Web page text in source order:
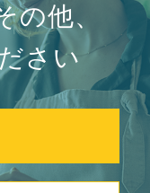
他、
さい